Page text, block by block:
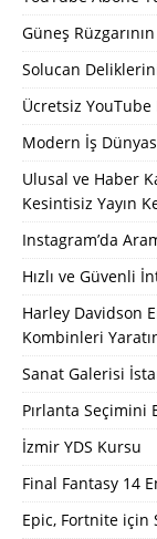
Güneş
Solucan
Ücretsiz
Modern İş
Ulusal ve Haber
Kesintisiz Yayın
Instagram’da
Hızlı ve Güvenli
Harley Davidson
Kombinleri
Sanat Galerisi
Pırlanta Seçimini
İzmir YDS Kursu
Final Fantasy 14
Epic, Fortnite için